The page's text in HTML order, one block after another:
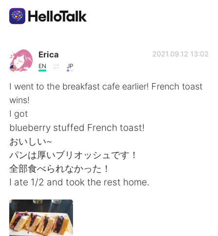
Dil Değişimi Uygulaması
Türkçe
English
繁體中文 Español
Deutsch
Erica
EN JP
2021.09.12 13:02
I went to the breakfast cafe earlier! French toast
wins!
I got
blueberry stuffed French toast!
おいしい~
パンは厚いブリオッシュです！
全部食べられなかった！
I ate 1/2 and took the rest home.